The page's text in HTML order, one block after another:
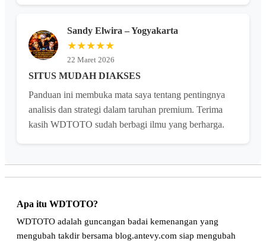
Sandy Elwira – Yogyakarta
★★★★★
22 Maret 2026
SITUS MUDAH DIAKSES
Panduan ini membuka mata saya tentang pentingnya
analisis dan strategi dalam taruhan premium. Terima
kasih WDTOTO sudah berbagi ilmu yang berharga.
Apa itu WDTOTO?
WDTOTO adalah guncangan badai kemenangan yang
mengubah takdir bersama blog.antevy.com siap mengubah